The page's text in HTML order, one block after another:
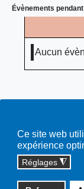
Ce site web
expérience
Réglages ◮
Évènements pendant
Aucun
Copyright ©